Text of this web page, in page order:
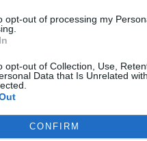
opt-out of processing my
opt-out of Collection, Use,
Data that Is Unrelated
CONFIRM
az intézményi pontokból áll